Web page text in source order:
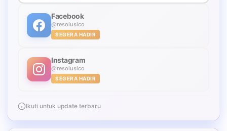
Facebook
@resolusico
SEGERA HADIR
Instagram
@resolusico
SEGERA HADIR
Ikuti untuk update terbaru